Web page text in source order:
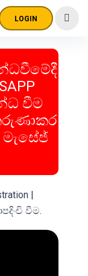
LOGIN
වීම
මැසේජ්
|
වීම.